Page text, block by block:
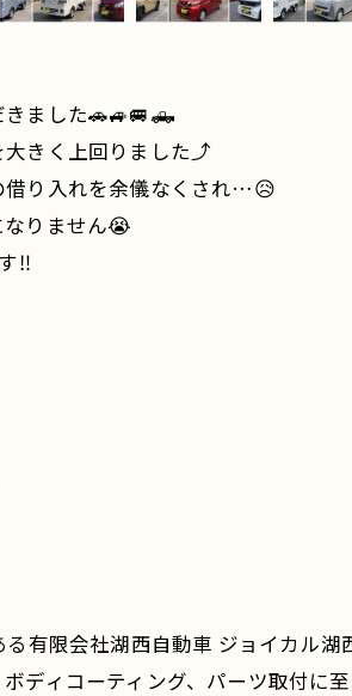
きました🚗🚙🚐🛻
大きく上回りました⤴️
借り入れを余儀なくされ…😥
りません😭
‼️
有限会社湖西自動車 ジョイカル
ディコーティング、パーツ取付に